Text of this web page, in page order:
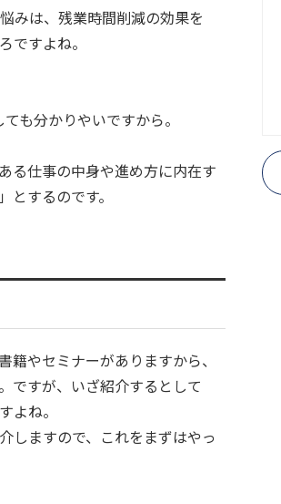
みは、残業時間削減の効果を
ですよね。
も分かりやいですから。
る仕事の中身や進め方に内在す
するのです。
やセミナーがありますから、
ですが、いざ紹介するとして
よね。
しますので、これをまずはやっ